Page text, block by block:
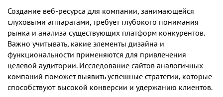
Создание веб-ресурса для компании, занимающейся
слуховыми аппаратами, требует глубокого понимания
рынка и анализа существующих платформ конкурентов.
Важно учитывать, какие элементы дизайна и
функциональности применяются для привлечения
целевой аудитории. Исследование сайтов аналогичных
компаний поможет выявить успешные стратегии, которые
способствуют высокой конверсии и удержанию клиентов.